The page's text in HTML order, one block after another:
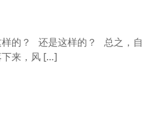
的？ 还是这样的？ 总之，自
下来，风 […]